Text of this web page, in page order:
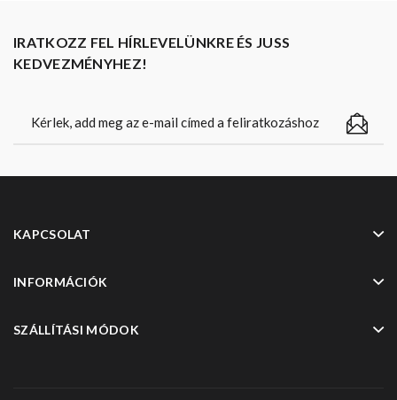
IRATKOZZ FEL HÍRLEVELÜNKRE ÉS JUSS
KEDVEZMÉNYHEZ!
KAPCSOLAT
INFORMÁCIÓK
SZÁLLÍTÁSI MÓDOK